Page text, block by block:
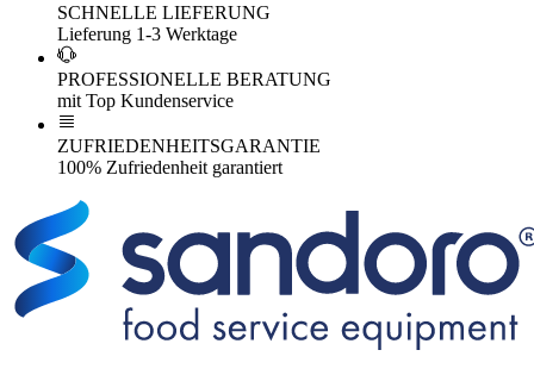
SCHNELLE LIEFERUNG
Lieferung 1-3 Werktage
PROFESSIONELLE BERATUNG
mit Top Kundenservice
ZUFRIEDENHEITSGARANTIE
100% Zufriedenheit garantiert